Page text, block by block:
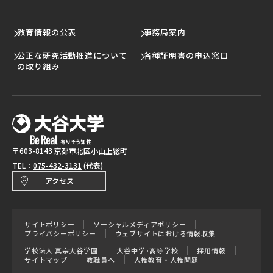
教育情報の公表
事務局案内
公正な研究活動推進について
の取り組み
各種証明書の申込窓口
〒603-8143 京都市北区小山上総町
TEL： 075-432-3131 (代表)
アクセス
サイトポリシー
ソーシャルメディアポリシー
プライバシーポリシー
ウェブサイトにおける情報収集
学校法人 真宗大谷学園
大谷中学･高等学校
採用情報
サイトマップ
教職員へ 人権教育・人権問題